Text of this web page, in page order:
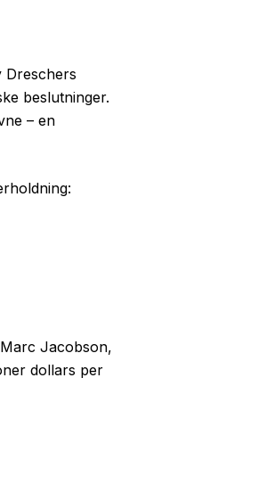
Dreschers
beslutninger.
– en
Jacobson,
dollars per